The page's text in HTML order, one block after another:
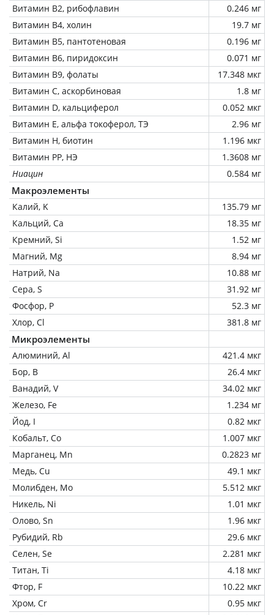
Витамин В2, рибофлавин
0.246 мг
Витамин В4, холин
19.7 мг
Витамин В5, пантотеновая
0.196 мг
Витамин В6, пиридоксин
0.071 мг
Витамин В9, фолаты
17.348 мкг
Витамин C, аскорбиновая
1.8 мг
Витамин D, кальциферол
0.052 мкг
Витамин Е, альфа токоферол, ТЭ
2.96 мг
Витамин Н, биотин
1.196 мкг
Витамин РР, НЭ
1.3608 мг
Ниацин
0.584 мг
Макроэлементы
Калий, K
135.79 мг
Кальций, Ca
18.35 мг
Кремний, Si
1.52 мг
Магний, Mg
8.94 мг
Натрий, Na
10.88 мг
Сера, S
31.92 мг
Фосфор, P
52.3 мг
Хлор, Cl
381.8 мг
Микроэлементы
Алюминий, Al
421.4 мкг
Бор, B
26.4 мкг
Ванадий, V
34.02 мкг
Железо, Fe
1.234 мг
Йод, I
0.82 мкг
Кобальт, Co
1.007 мкг
Марганец, Mn
0.2823 мг
Медь, Cu
49.1 мкг
Молибден, Mo
5.512 мкг
Никель, Ni
1.01 мкг
Олово, Sn
1.96 мкг
Рубидий, Rb
29.6 мкг
Селен, Se
2.281 мкг
Титан, Ti
4.18 мкг
Фтор, F
10.22 мкг
Хром, Cr
0.95 мкг